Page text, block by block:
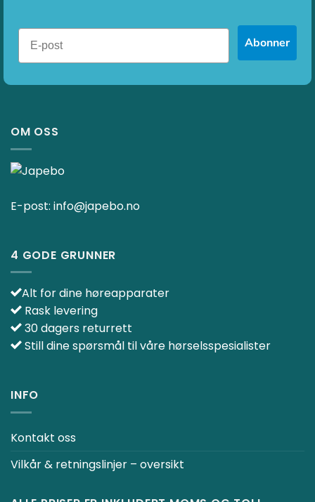
Abonner
OM OSS
E-post: info@japebo.no
4 GODE GRUNNER
Alt for dine høreapparater
Rask levering
30 dagers returrett
Still dine spørsmål til våre hørselsspesialister
INFO
Kontakt oss
Vilkår & retningslinjer – oversikt